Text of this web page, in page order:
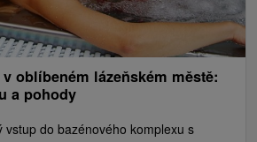
oblíbeném lázeňském městě:
a pohody
vstup do bazénového komplexu s